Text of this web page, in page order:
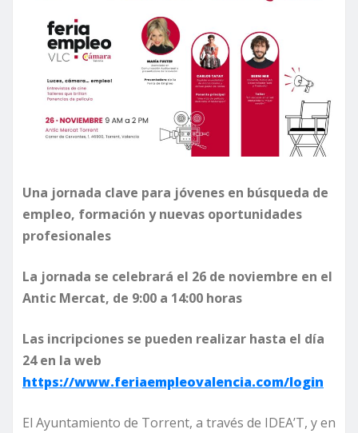
Una jornada clave para jóvenes en búsqueda de
empleo, formación y nuevas oportunidades
profesionales
La jornada se celebrará el 26 de noviembre en el
Antic Mercat, de 9:00 a 14:00 horas
Las incripciones se pueden realizar hasta el día
24 en la web
https://www.feriaempleovalencia.com/login
El Ayuntamiento de Torrent, a través de IDEA’T, y en